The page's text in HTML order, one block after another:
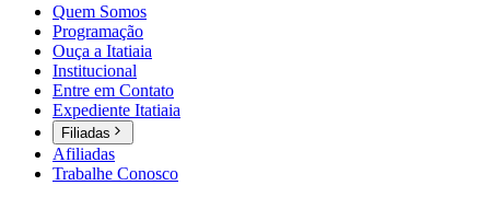
Quem Somos
Programação
Ouça a Itatiaia
Institucional
Entre em Contato
Expediente Itatiaia
Filiadas
Afiliadas
Trabalhe Conosco